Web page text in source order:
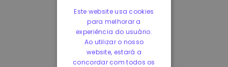
Este website usa cookies
para melhorar a
experiência do usuário.
Ao utilizar o nosso
website, estará a
concordar com todos os